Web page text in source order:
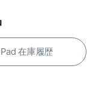
在庫履歴